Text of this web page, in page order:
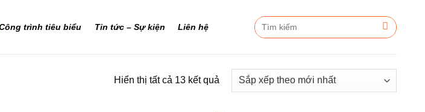
trình tiêu biểu Tin tức – Sự kiện Liên hệ
Tìm
kiếm:
Hiển thị tất cả 13 kết quảĐã
sắp